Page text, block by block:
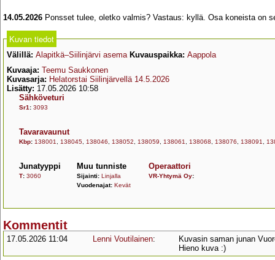
14.05.2026 Ponsset tulee, oletko valmis? Vastaus: kyllä. Osa koneista
Kuvan tiedot
Välillä: Alapitkä–Siilinjärvi asema Kuvauspaikka: Aappola
Kuvaaja: Teemu Saukkonen
Kuvasarja: Helatorstai Siilinjärvellä 14.5.2026
Lisätty: 17.05.2026 10:58
Sähköveturi
Sr1 : 3093
Tavaravaunut
Kbp: 138001 138045 138046 138052 138059 138061 138068 138076 138091
Junatyyppi
T: 3060
Muu tunniste
Sijainti: Linjalla
Vuodenajat: Kevät
Operaattori
VR-Yhtymä Oy:
Kommentit
17.05.2026 11:04 Lenni Voutilainen:
Kuvasin saman junan
Hieno kuva :)